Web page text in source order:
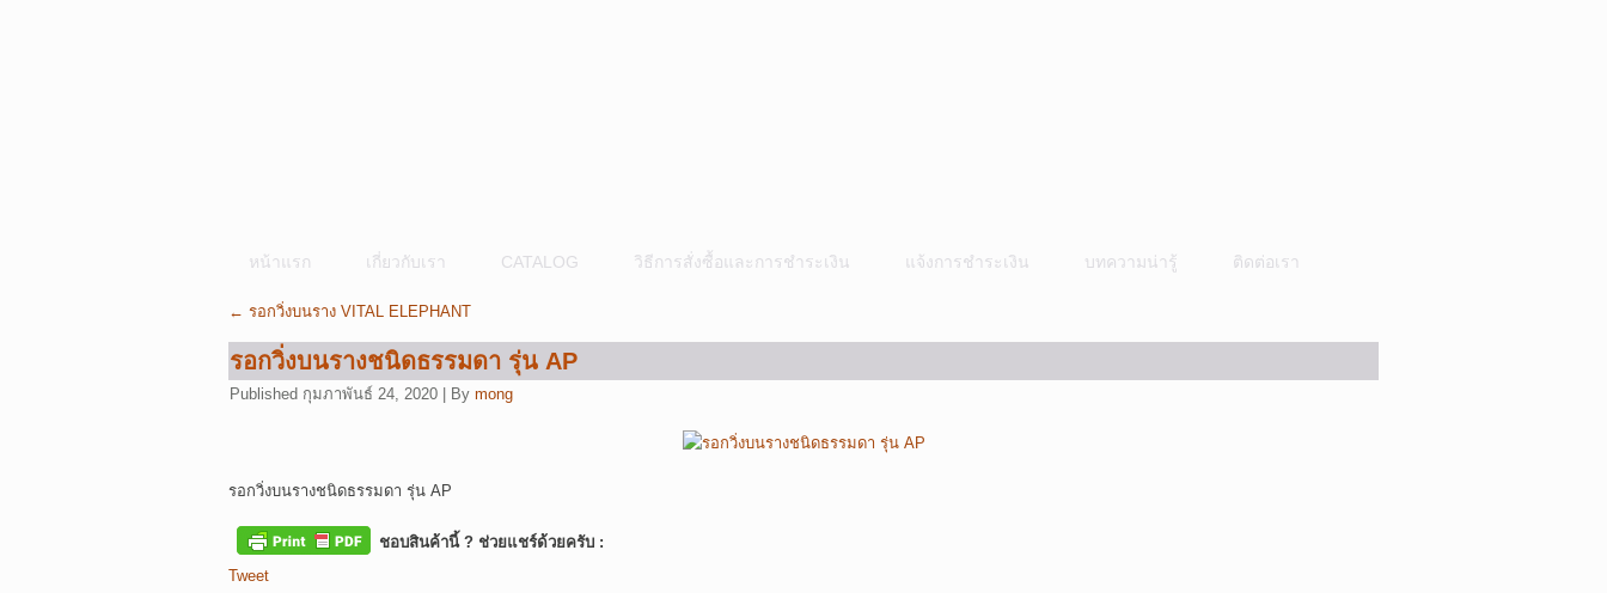
หน้าแรก เกี่ยวกับเรา CATALOG วิธีการสั่งซื้อและการชำระเงิน แจ้งการชำระเงิน บทความน่ารู้ ติดต่อเรา
← รอกวิ่งบนราง VITAL ELEPHANT
รอกวิ่งบนรางชนิดธรรมดา รุ่น AP
Published กุมภาพันธ์ 24, 2020 By mong
รอกวิ่งบนรางชนิดธรรมดา รุ่น AP
ชอบสินค้านี้ ? ช่วยแชร์ด้วยครับ :
Tweet